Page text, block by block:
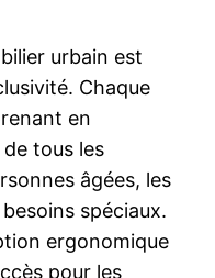
urbain est
Chaque
en
tous les
âgées, les
spéciaux.
ergonomique
pour les